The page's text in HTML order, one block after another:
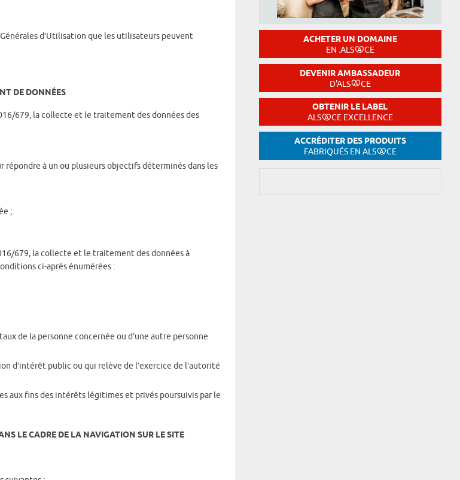
d’Utilisation que les utilisateurs peuvent
DE DONNÉES
679, la collecte et le traitement des données des
à un ou plusieurs objectifs déterminés dans les
;
679, la collecte et le traitement des données à
ci-après énumérées :
de la personne concernée ou d’une autre personne
d’intérêt public ou qui relève de l’exercice de l’autorité
aux fins des intérêts légitimes et privés poursuivis par le
LE CADRE DE LA NAVIGATION SUR LE SITE
ACHETER UN DOMAINE
EN .ALS CE
DEVENIR AMBASSADEUR
D'ALS CE
OBTENIR LE LABEL
ALS CE EXCELLENCE
ACCRÉDITER DES PRODUITS
FABRIQUÉS EN ALS CE